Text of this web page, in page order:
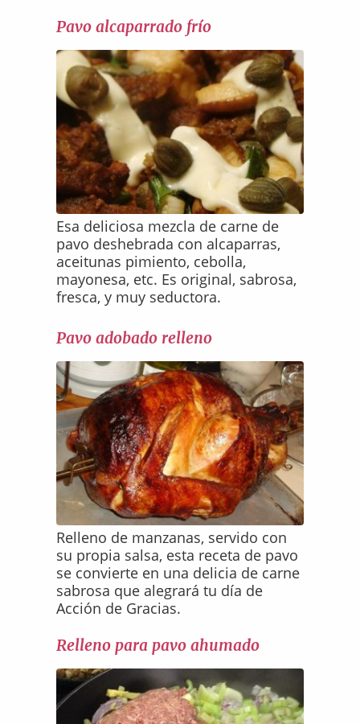
Pavo alcaparrado frío
Esa deliciosa mezcla de carne de
pavo deshebrada con alcaparras,
aceitunas pimiento, cebolla,
mayonesa, etc. Es original, sabrosa,
fresca, y muy seductora.
Pavo adobado relleno
Relleno de manzanas, servido con
su propia salsa, esta receta de pavo
se convierte en una delicia de carne
sabrosa que alegrará tu día de
Acción de Gracias.
Relleno para pavo ahumado